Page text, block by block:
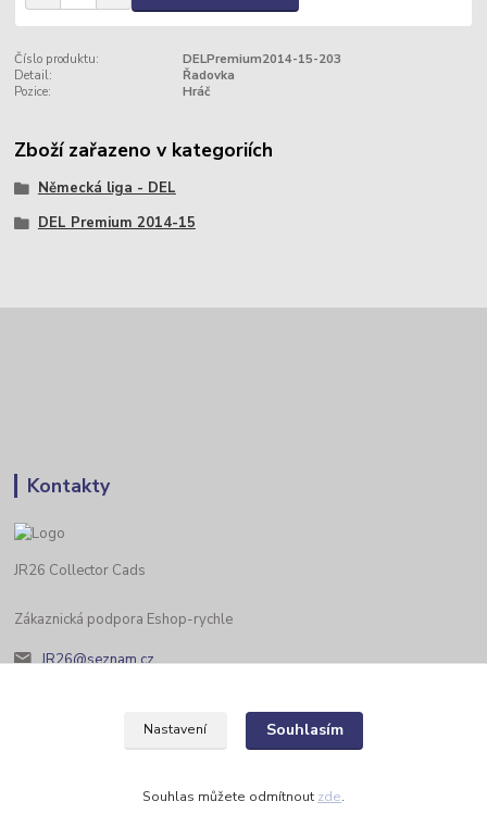
Číslo produktu:
DELPremium2014-15-203
Detail:
Řadovka
Pozice:
Hráč
Zboží zařazeno v kategoriích
Německá liga - DEL
DEL Premium 2014-15
Kontakty
JR26 Collector Cads
Zákaznická podpora Eshop-rychle
JR26@seznam.cz
Nastavení Souhlasím
Souhlas můžete odmítnout zde.